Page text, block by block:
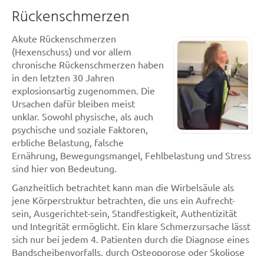
Rückenschmerzen
Akute Rückenschmerzen
(Hexenschuss) und vor allem
chronische Rückenschmerzen haben
in den letzten 30 Jahren
explosionsartig zugenommen. Die
Ursachen dafür bleiben meist
unklar. Sowohl physische, als auch
psychische und soziale Faktoren,
erbliche Belastung, falsche
Ernährung, Bewegungsmangel, Fehlbelastung und Stress
sind hier von Bedeutung.
Ganzheitlich betrachtet kann man die Wirbelsäule als
jene Körperstruktur betrachten, die uns ein Aufrecht-
sein, Ausgerichtet-sein, Standfestigkeit, Authentizität
und Integrität ermöglicht. Ein klare Schmerzursache lässt
sich nur bei jedem 4. Patienten durch die Diagnose eines
Bandscheibenvorfalls, durch Osteoporose oder Skoliose